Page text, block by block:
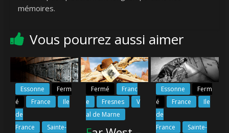
mémoires.
Vous pourrez aussi aimer
Essonne
Ferm
é
France
Ile
de
France
Sainte-
Fermé
Franc
e
Fresnes
V
al de Marne
Essonne
Ferm
é
France
Ile
de
France
Sainte-